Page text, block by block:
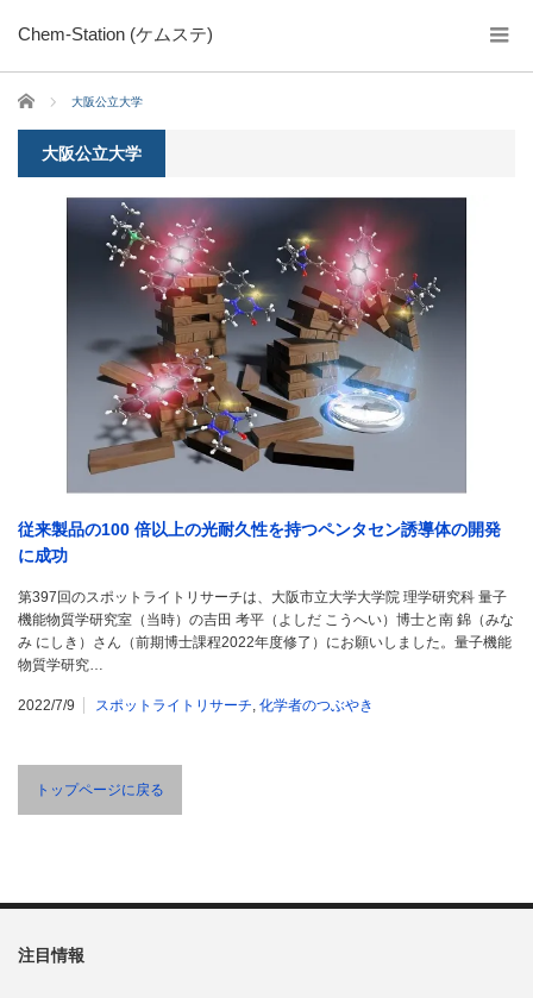
Chem-Station (ケムステ)
ホーム 大阪公立大学
大阪公立大学
従来製品の100 倍以上の光耐久性を持つペンタセン誘導体の開発
に成功
第397回のスポットライトリサーチは、大阪市立大学大学院 理学研究科 量子
機能物質学研究室（当時）の吉田 考平（よしだ こうへい）博士と南 錦（みな
み にしき）さん（前期博士課程2022年度修了）にお願いしました。量子機能
物質学研究…
2022/7/9 スポットライトリサーチ 化学者のつぶやき
トップページに戻る
注目情報